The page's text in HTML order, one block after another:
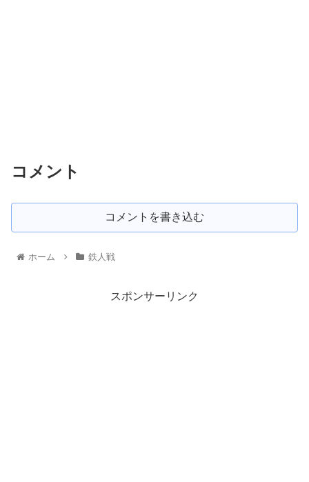
コメント
コメントを書き込む
ホーム 鉄人戦
スポンサーリンク